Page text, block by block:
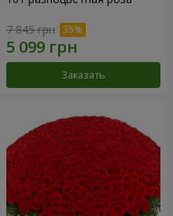
7 845 грн
Заказать